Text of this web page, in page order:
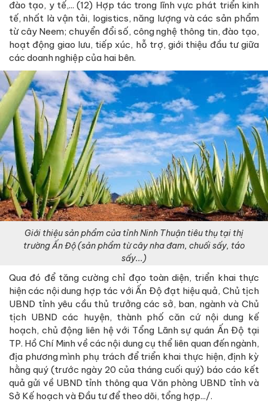
đào tạo, y tế,... (12) Hợp tác trong lĩnh vực phát triển kinh
tế, nhất là vận tải, logistics, năng lượng và các sản phẩm
từ cây Neem; chuyển đổi số, công nghệ thông tin, đào tạo,
hoạt động giao lưu, tiếp xúc, hỗ trợ, giới thiệu đầu tư giữa
các doanh nghiệp của hai bên.
Giới thiệu sản phẩm của tỉnh Ninh Thuận tiêu thụ tại thị
trường Ấn Độ (sản phẩm từ cây nha đam, chuối sấy, táo
sấy...)
Qua đó để tăng cường chỉ đạo toàn diện, triển khai thực
hiện các nội dung hợp tác với Ấn Độ đạt hiệu quả, Chủ tịch
UBND tỉnh yêu cầu thủ trưởng các sở, ban, ngành và Chủ
tịch UBND các huyện, thành phố căn cứ nội dung kế
hoạch, chủ động liên hệ với Tổng Lãnh sự quán Ấn Độ tại
TP. Hồ Chí Minh về các nội dung cụ thể liên quan đến ngành,
địa phương mình phụ trách để triển khai thực hiện, định kỳ
hằng quý (trước ngày 20 của tháng cuối quý) báo cáo kết
quả gửi về UBND tỉnh thông qua Văn phòng UBND tỉnh và
Sở Kế hoạch và Đầu tư để theo dõi, tổng hợp.../.